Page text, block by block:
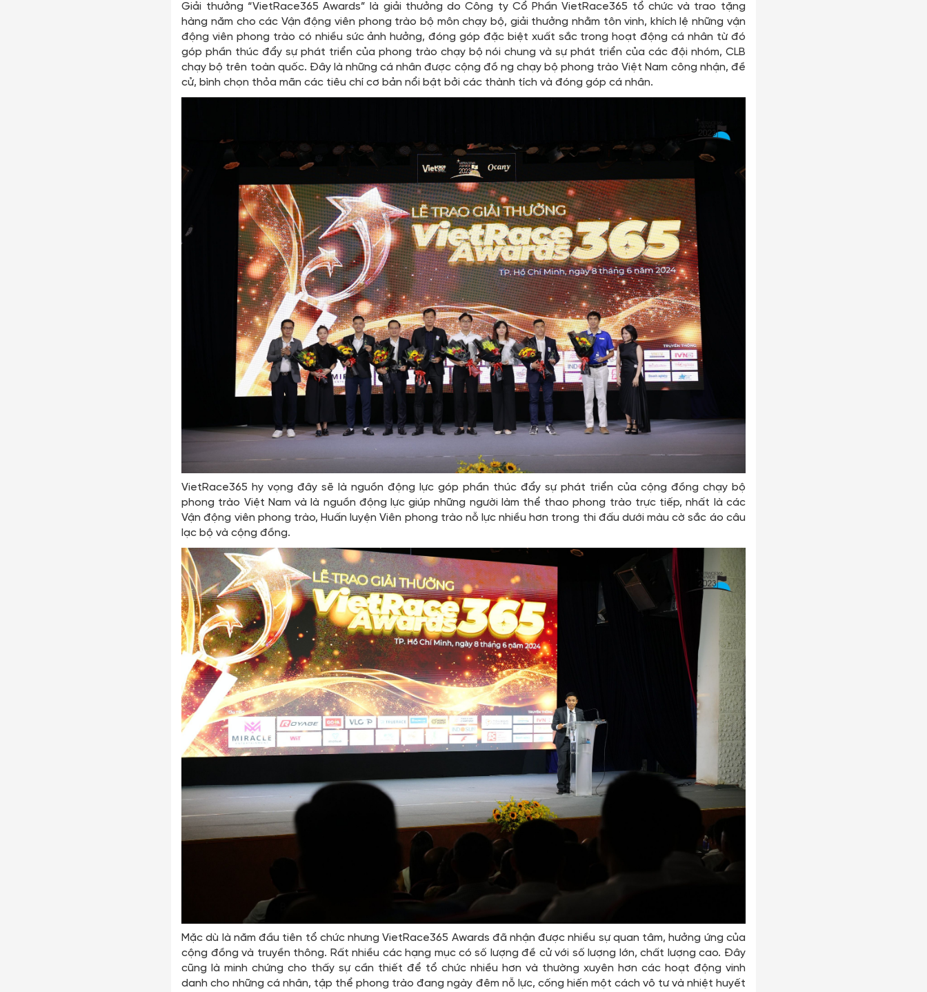
Giải thưởng “VietRace365 Awards” là giải thưởng do Công ty Cổ Phần VietRace365 tổ chức và trao tặng
hàng năm cho các Vận động viên phong trào bộ môn chạy bộ, giải thưởng nhằm tôn vinh, khích lệ những vận
động viên phong trào có nhiều sức ảnh hưởng, đóng góp đặc biệt xuất sắc trong hoạt động cá nhân từ đó
góp phần thúc đẩy sự phát triển của phong trào chạy bộ nói chung và sự phát triển của các đội nhóm, CLB
chạy bộ trên toàn quốc. Đây là những cá nhân được cộng đồ ng chạy bộ phong trào Việt Nam công nhận, đề
cử, bình chọn thỏa mãn các tiêu chí cơ bản nổi bật bởi các thành tích và đóng góp cá nhân.
VietRace365 hy vọng đây sẽ là nguồn động lực góp phần thúc đẩy sự phát triển của cộng đồng chạy bộ
phong trào Việt Nam và là nguồn động lực giúp những người làm thể thao phong trào trực tiếp, nhất là các
Vận động viên phong trào, Huấn luyện Viên phong trào nỗ lực nhiều hơn trong thi đấu dưới màu cờ sắc áo câu
lạc bộ và cộng đồng.
Mặc dù là năm đầu tiên tổ chức nhưng VietRace365 Awards đã nhận được nhiều sự quan tâm, hưởng ứng của
cộng đồng và truyền thông. Rất nhiều các hạng mục có số lượng đề cử với số lượng lớn, chất lượng cao. Đây
cũng là minh chứng cho thấy sự cần thiết để tổ chức nhiều hơn và thường xuyên hơn các hoạt động vinh
danh cho những cá nhân, tập thể phong trào đang ngày đêm nỗ lực, cống hiến một cách vô tư và nhiệt huyết